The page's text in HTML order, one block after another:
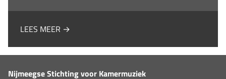
LEES MEER →
Nijmeegse Stichting voor Kamermuziek